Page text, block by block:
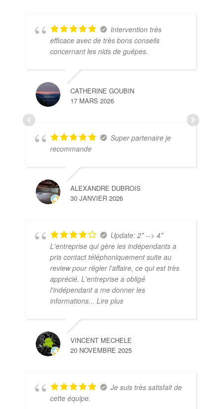
Intervention très
efficace avec de très bons conseils
concernant les nids de guêpes.
CATHERINE GOUBIN
17 MARS 2026
Super partenaire je
recommande
ALEXANDRE DUBROIS
30 JANVIER 2026
Update: 2* --> 4*
L'entreprise qui gère les indépendants a
pris contact téléphoniquement suite au
review pour régler l'affaire, ce qui est très
apprécié. L'entreprise a obligé
l'indépendant a me donner les
informations... Lire plus
VINCENT MECHELE
20 NOVEMBRE 2025
Je suis très satisfait de
cette équipe.